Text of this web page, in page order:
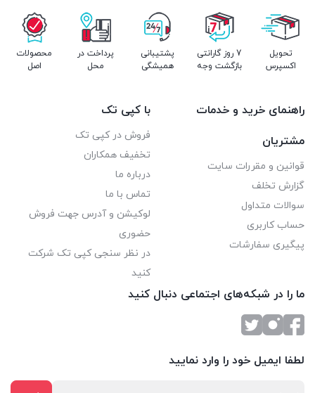
تحویل
اکسپرس
7 روز گارانتی
بازگشت وجه
پشتیبانی
همیشگی
پرداخت در
محل
محصولات
اصل
راهنمای خرید و خدمات
مشتریان
قوانین و مقررات سایت
گزارش تخلف
سوالات متداول
حساب کاربری
پیگیری سفارشات
با کپی تک
فروش در کپی تک
تخفیف همکاران
درباره ما
تماس با ما
لوکیشن و آدرس جهت فروش
حضوری
در نظر سنجی کپی تک شرکت
کنید
ما را در شبکه‌های اجتماعی دنبال کنید
لطفا ایمیل خود را وارد نمایید